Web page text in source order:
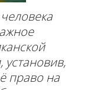
установив,
право на